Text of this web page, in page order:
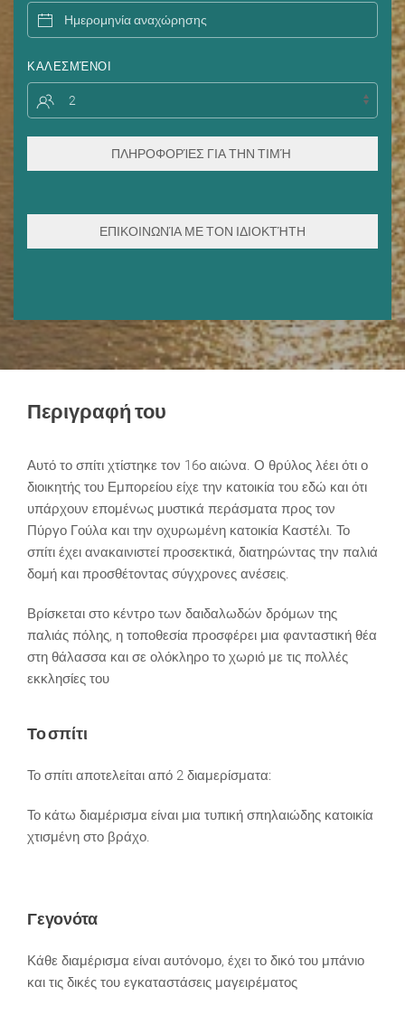
ΚΑΛΕΣΜΈΝΟΙ
Περιγραφή του
Αυτό το σπίτι χτίστηκε τον 16ο αιώνα. Ο θρύλος λέει ότι ο
διοικητής του Εμπορείου είχε την κατοικία του εδώ και ότι
υπάρχουν επομένως μυστικά περάσματα προς τον
Πύργο Γούλα και την οχυρωμένη κατοικία Καστέλι. Το
σπίτι έχει ανακαινιστεί προσεκτικά, διατηρώντας την παλιά
δομή και προσθέτοντας σύγχρονες ανέσεις.
Βρίσκεται στο κέντρο των δαιδαλωδών δρόμων της
παλιάς πόλης, η τοποθεσία προσφέρει μια φανταστική θέα
στη θάλασσα και σε ολόκληρο το χωριό με τις πολλές
εκκλησίες του
Το σπίτι
Το σπίτι αποτελείται από 2 διαμερίσματα:
Το κάτω διαμέρισμα είναι μια τυπική σπηλαιώδης κατοικία
χτισμένη στο βράχο.
Γεγονότα
Κάθε διαμέρισμα είναι αυτόνομο, έχει το δικό του μπάνιο
και τις δικές του εγκαταστάσεις μαγειρέματος